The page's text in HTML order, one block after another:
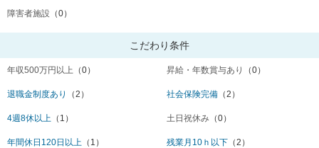
障害者施設 （0）
こだわり条件
年収500万円以上 （0） 昇給・年数賞与あり （0）
退職金制度あり （2） 社会保険完備 （2）
4週8休以上 （1） 土日祝休み （0）
年間休日120日以上 （1） 残業月10ｈ以下 （2）